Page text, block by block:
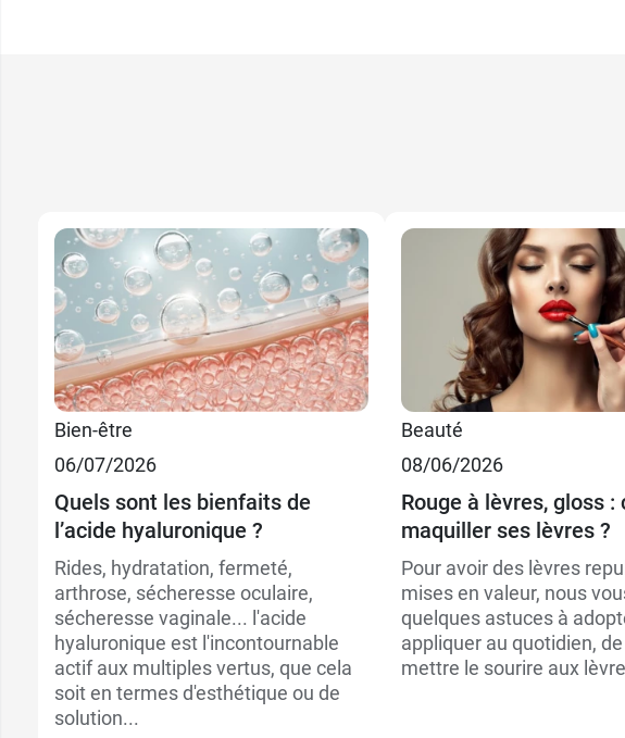
Bien-être
06/07/2026
Quels sont les bienfaits de
l’acide hyaluronique ?
Rides, hydratation, fermeté,
arthrose, sécheresse oculaire,
sécheresse vaginale... l'acide
hyaluronique est l'incontournable
actif aux multiples vertus, que cela
soit en termes d'esthétique ou de
solution...
Beauté
08/06/2026
Rouge à lèvres, gloss :
maquiller ses lèvres ?
Pour avoir des lèvres
mises en valeur, nous
quelques astuces à
appliquer au quotidien,
mettre le sourire aux